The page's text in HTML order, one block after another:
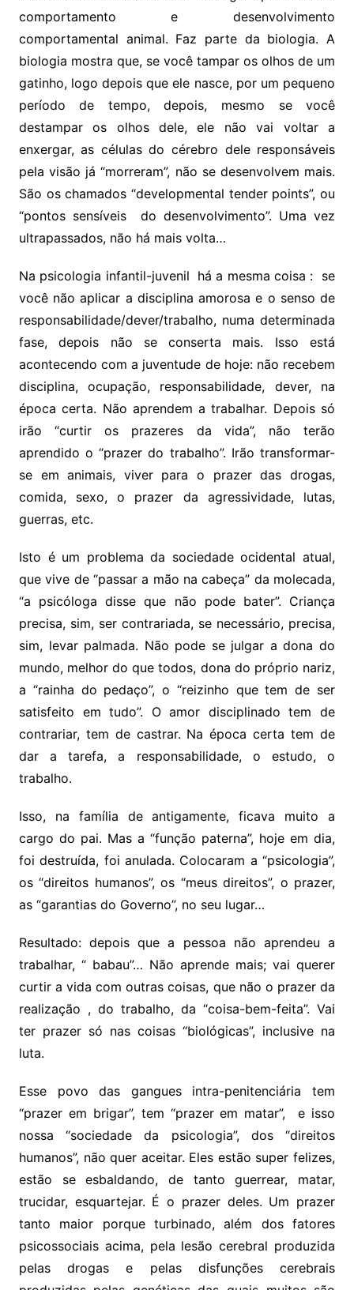
comportamento e desenvolvimento
comportamental animal. Faz parte da biologia. A
biologia mostra que, se você tampar os olhos de um
gatinho, logo depois que ele nasce, por um pequeno
período de tempo, depois, mesmo se você
destampar os olhos dele, ele não vai voltar a
enxergar, as células do cérebro dele responsáveis
pela visão já “morreram”, não se desenvolvem mais.
São os chamados “developmental tender points”, ou
“pontos sensíveis do desenvolvimento”. Uma vez
ultrapassados, não há mais volta…
Na psicologia infantil-juvenil há a mesma coisa : se
você não aplicar a disciplina amorosa e o senso de
responsabilidade/dever/trabalho, numa determinada
fase, depois não se conserta mais. Isso está
acontecendo com a juventude de hoje: não recebem
disciplina, ocupação, responsabilidade, dever, na
época certa. Não aprendem a trabalhar. Depois só
irão “curtir os prazeres da vida”, não terão
aprendido o “prazer do trabalho”. Irão transformar-
se em animais, viver para o prazer das drogas,
comida, sexo, o prazer da agressividade, lutas,
guerras, etc.
Isto é um problema da sociedade ocidental atual,
que vive de “passar a mão na cabeça” da molecada,
“a psicóloga disse que não pode bater”. Criança
precisa, sim, ser contrariada, se necessário, precisa,
sim, levar palmada. Não pode se julgar a dona do
mundo, melhor do que todos, dona do próprio nariz,
a “rainha do pedaço”, o “reizinho que tem de ser
satisfeito em tudo”. O amor disciplinado tem de
contrariar, tem de castrar. Na época certa tem de
dar a tarefa, a responsabilidade, o estudo, o
trabalho.
Isso, na família de antigamente, ficava muito a
cargo do pai. Mas a “função paterna”, hoje em dia,
foi destruída, foi anulada. Colocaram a “psicologia”,
os “direitos humanos”, os “meus direitos”, o prazer,
as “garantias do Governo”, no seu lugar…
Resultado: depois que a pessoa não aprendeu a
trabalhar, “ babau”… Não aprende mais; vai querer
curtir a vida com outras coisas, que não o prazer da
realização , do trabalho, da “coisa-bem-feita”. Vai
ter prazer só nas coisas “biológicas”, inclusive na
luta.
Esse povo das gangues intra-penitenciária tem
“prazer em brigar”, tem “prazer em matar”, e isso
nossa “sociedade da psicologia”, dos “direitos
humanos”, não quer aceitar. Eles estão super felizes,
estão se esbaldando, de tanto guerrear, matar,
trucidar, esquartejar. É o prazer deles. Um prazer
tanto maior porque turbinado, além dos fatores
psicossociais acima, pela lesão cerebral produzida
pelas drogas e pelas disfunções cerebrais